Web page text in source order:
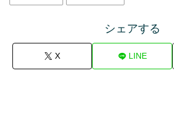
シェアする
X LINE